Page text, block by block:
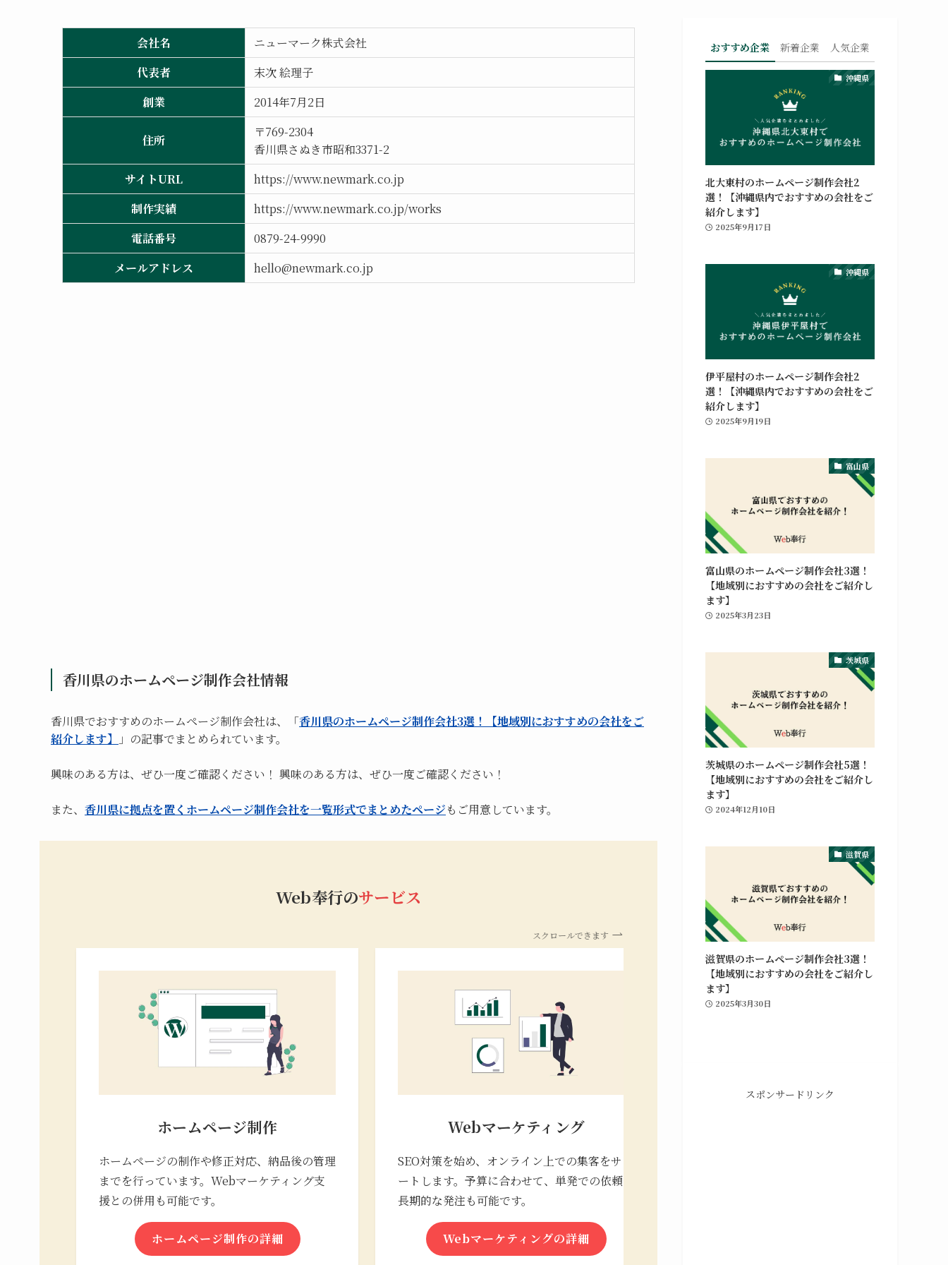
会社名
ニューマーク株式会社
代表者
末次 絵理子
創業
2014年7月2日
住所
〒769-2304
香川県さぬき市昭和3371-2
サイトURL
https://www.newmark.co.jp
制作実績
https://www.newmark.co.jp/works
電話番号
0879-24-9990
メールアドレス
hello@newmark.co.jp
香川県のホームページ制作会社情報
香川県でおすすめのホームページ制作会社は、「香川県のホームページ制作会社3選！【地域別におすすめの会社をご
紹介します】
」の記事でまとめられています。
興味のある方は、ぜひ一度ご確認ください！ 興味のある方は、ぜひ一度ご確認ください！
また、 香川県に拠点を置くホームページ制作会社を一覧形式でまとめたページもご用意しています。
Web奉行のサービス
スクロールできます
ホームページ制作
ホームページの制作や修正対応、納品後の管理
までを行っています。Webマーケティング支
援との併用も可能です。
ホームページ制作の詳細
Webマーケティング
SEO対策を始め、オンライン上での集客をサポ
ートします。予算に合わせて、単発での依頼や
長期的な発注も可能です。
Webマーケティングの詳細
おすすめ企業 新着企業 人気企業
沖縄県
北大東村のホームページ制作会社2
選！【沖縄県内でおすすめの会社をご
紹介します】
2025年9月17日
沖縄県
伊平屋村のホームページ制作会社2
選！【沖縄県内でおすすめの会社をご
紹介します】
2025年9月19日
富山県
富山県のホームページ制作会社3選！
【地域別におすすめの会社をご紹介し
ます】
2025年3月23日
茨城県
茨城県のホームページ制作会社5選！
【地域別におすすめの会社をご紹介し
ます】
2024年12月10日
滋賀県
滋賀県のホームページ制作会社3選！
【地域別におすすめの会社をご紹介し
ます】
2025年3月30日
スポンサードリンク